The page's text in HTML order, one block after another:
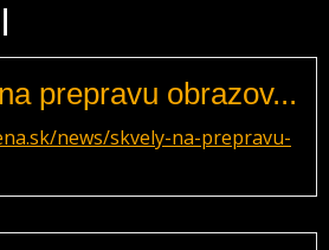
prepravu obrazov...
news/skvely-na-prepravu-